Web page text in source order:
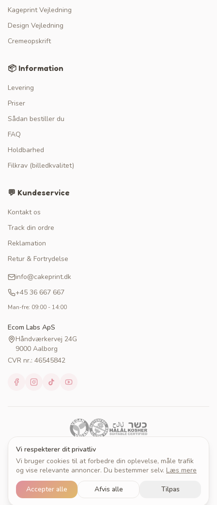
Vi respekterer dit privatliv
Vi bruger cookies til at forbedre din oplevelse, måle trafik
og vise relevante annoncer. Du bestemmer selv. Læs mere
Accepter alle Afvis alle Tilpas
Kageprint Vejledning
Design Vejledning
Cremeopskrift
📦 Information
Levering
Priser
Sådan bestiller du
FAQ
Holdbarhed
Filkrav (billedkvalitet)
💬 Kundeservice
Kontakt os
Track din ordre
Reklamation
Retur & Fortrydelse
info@cakeprint.dk
+45 36 667 667
Man-fre: 09:00 - 14:00
Ecom Labs ApS
Håndværkervej 24G
9000 Aalborg
CVR nr.: 46545842
© 2026 Cakeprint. Alle rettigheder forbeholdes.
Om Cakeprint
PersondatapolitikCookies
Cookieindstillinger